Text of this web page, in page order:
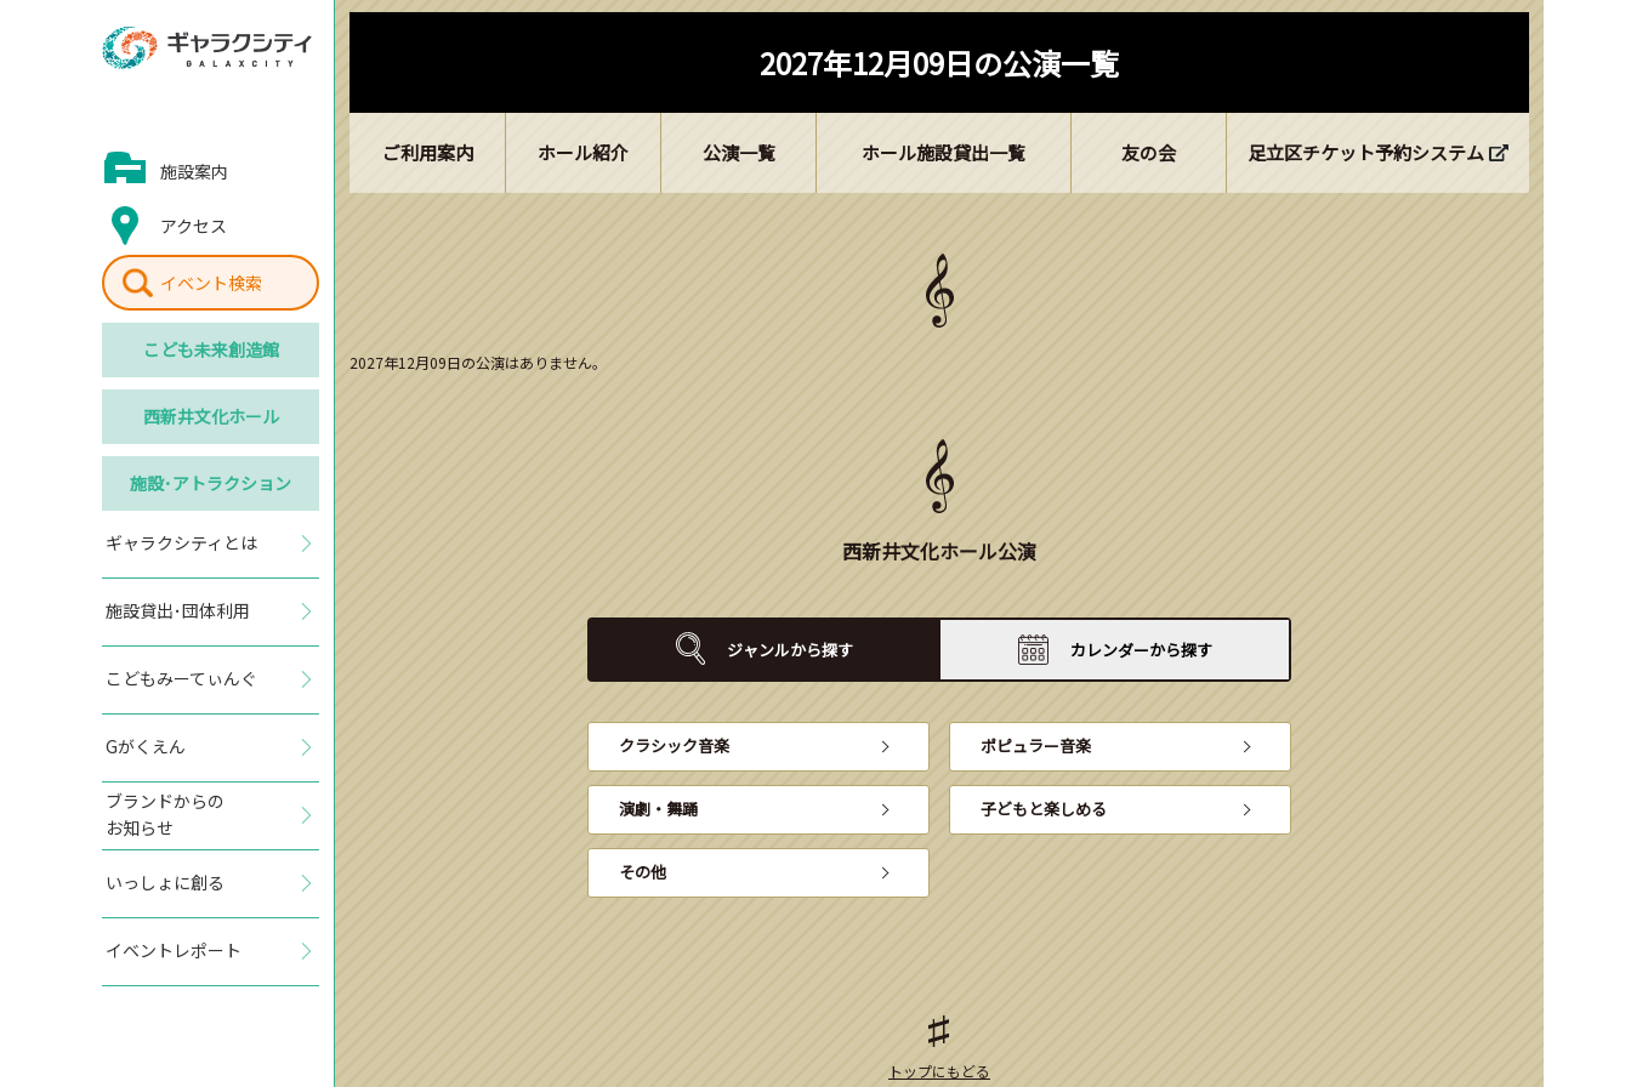
施設案内
アクセス
イベント検索
こども未来創造館
西新井文化ホール
施設･アトラクション
ギャラクシティとは
施設貸出･団体利用
こどもみーてぃんぐ
Gがくえん
ブランドからの
お知らせ
いっしょに創る
イベントレポート
2027年12月09日の公演一覧
ご利用案内 ホール紹介 公演一覧 ホール施設貸出一覧 友の会 足立区チケット予約システム
2027年12月09日の公演はありません。
西新井文化ホール公演
ジャンルから探す カレンダーから探す
クラシック音楽 ポピュラー音楽
演劇・舞踊 子どもと楽しめる
その他
トップにもどる